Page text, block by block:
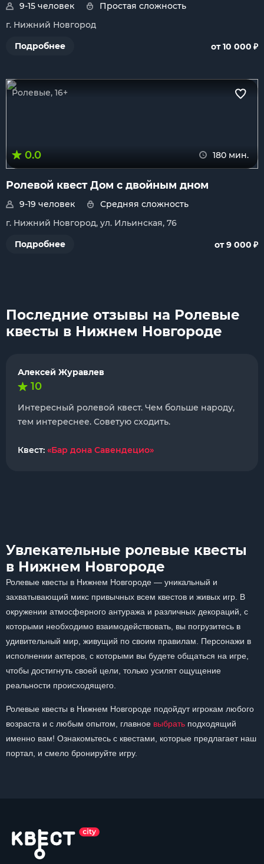
9-15 человек
Простая сложность
г. Нижний Новгород
Подробнее
от 10 000 ₽
Ролевые, 16+
0.0 180 мин.
Ролевой квест Дом с двойным дном
9-19 человек
Средняя сложность
г. Нижний Новгород, ул. Ильинская, 76
Подробнее
от 9 000 ₽
Последние отзывы на Ролевые
квесты в Нижнем Новгороде
Алексей Журавлев
10
Интересный ролевой квест. Чем больше народу,
тем интереснее. Советую сходить.
Квест: «Бар дона Савендецио»
Увлекательные ролевые квесты
в Нижнем Новгороде
Ролевые квесты в Нижнем Новгороде — уникальный и
захватывающий микс привычных всем квестов и живых игр. В
окружении атмосферного антуража и различных декораций, с
которыми необходимо взаимодействовать, вы погрузитесь в
удивительный мир, живущий по своим правилам. Персонажи в
исполнении актеров, с которыми вы будете общаться на игре,
чтобы достигнуть своей цели, только усилят ощущение
реальности происходящего.
Ролевые квесты в Нижнем Новгороде подойдут игрокам любого
возраста и с любым опытом, главное выбрать подходящий
именно вам! Ознакомьтесь с квестами, которые предлагает наш
портал, и смело бронируйте игру.